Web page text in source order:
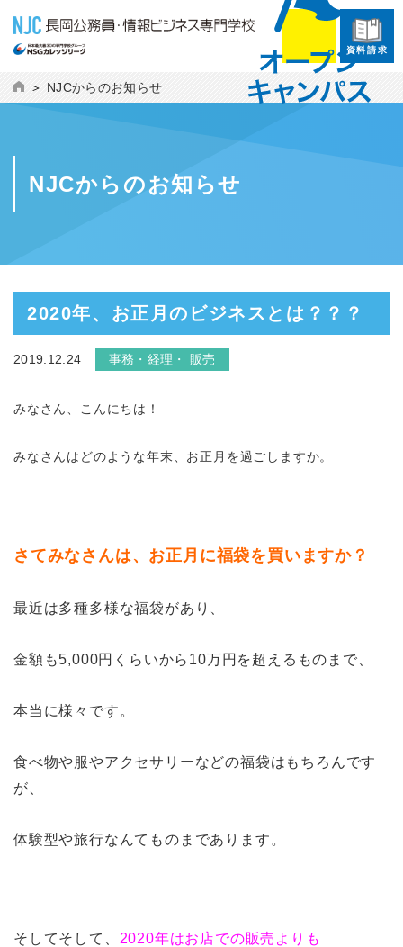
資料請求
NJCからのお知らせ
NJCからのお知らせ
2020年、お正月のビジネスとは？？？
2019.12.24 事務・経理・ 販売
みなさん、こんにちは！
みなさんはどのような年末、お正月を過ごしますか。
さてみなさんは、お正月に福袋を買いますか？
最近は多種多様な福袋があり、
金額も5,000円くらいから10万円を超えるものまで、
本当に様々です。
食べ物や服やアクセサリーなどの福袋はもちろんです
が、
体験型や旅行なんてものまであります。
そしてそして、 2020年はお店での販売よりも